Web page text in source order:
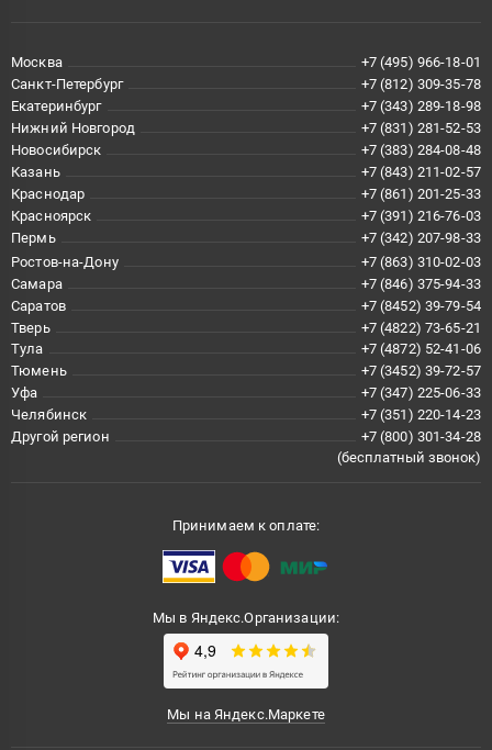
Москва
+7 (495) 966-18-01
Санкт-Петербург
+7 (812) 309-35-78
Екатеринбург
+7 (343) 289-18-98
Нижний Новгород
+7 (831) 281-52-53
Новосибирск
+7 (383) 284-08-48
Казань
+7 (843) 211-02-57
Краснодар
+7 (861) 201-25-33
Красноярск
+7 (391) 216-76-03
Пермь
+7 (342) 207-98-33
Ростов-на-Дону
+7 (863) 310-02-03
Самара
+7 (846) 375-94-33
Саратов
+7 (8452) 39-79-54
Тверь
+7 (4822) 73-65-21
Тула
+7 (4872) 52-41-06
Тюмень
+7 (3452) 39-72-57
Уфа
+7 (347) 225-06-33
Челябинск
+7 (351) 220-14-23
Другой регион
+7 (800) 301-34-28
(бесплатный звонок)
Принимаем к оплате:
Мы в Яндекс.Организации:
Мы на Яндекс.Маркете